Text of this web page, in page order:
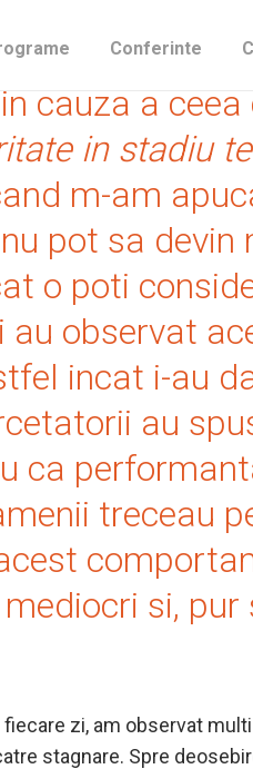
Conferinte
putin
cauza a ceea
in stadiu
m-am
pot sa devin
o poti
au observat
incat i-au
au
ca
treceau
si,
zi, am observat
stagnare. Spre